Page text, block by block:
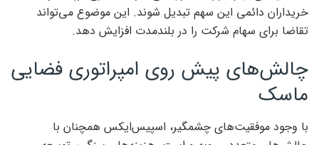
خریداران دائمی این سهم تبدیل شوند. این موضوع می‌تواند
تقاضا برای سهام شرکت را در بلندمدت افزایش دهد.
چالش‌های پیش روی امپراتوری فضایی
ماسک
با وجود موفقیت‌های چشمگیر، اسپیس‌ایکس همچنان با